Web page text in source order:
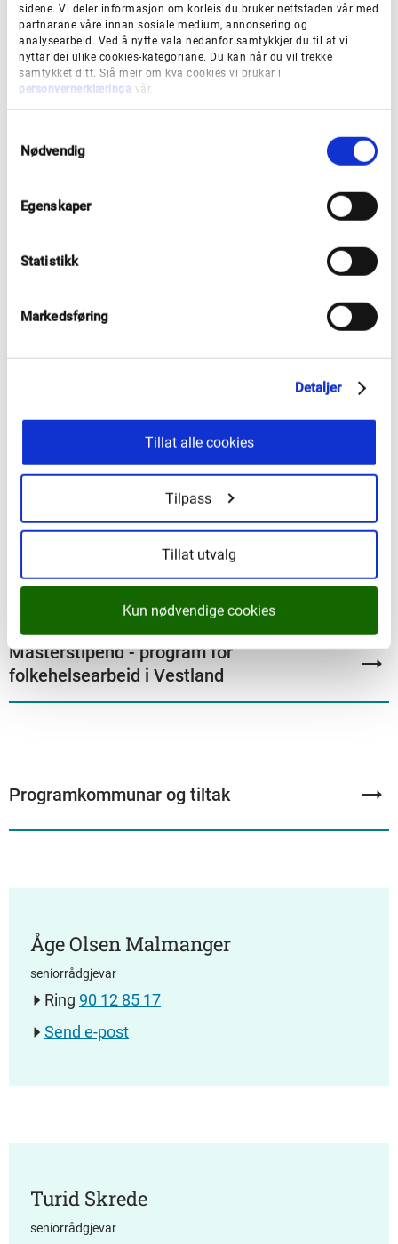
sidene. Vi deler informasjon om korleis du bruker nettstaden vår med
partnarane våre innan sosiale medium, annonsering og
analysearbeid. Ved å nytte vala nedanfor samtykkjer du til at vi
nyttar dei ulike cookies-kategoriane. Du kan når du vil trekke
samtykket ditt. Sjå meir om kva cookies vi brukar i
personvernerklæringa vår.
Nødvendig
Egenskaper
Statistikk
Markedsføring
Detaljer
Tillat alle cookies
Tilpass
Tillat utvalg
Kun nødvendige cookies
I Vestland er folkehelseprogrammet eit
samarbeidsprosjekt mellom fylkeskommunen og
kommunane som tiltakseigar, forskings- og
utviklingsmiljø, frivillig sektor og
samordningsrolle gjennom å:
Følgje opp programkommunar med rolla som
støttespelar, nettverksbyggar og koordinator for
Følgje opp søkjarkommunar med rolla å understøtte
prosjektplan, samt etablere samarbeid med
regionale FoU-miljø.
overfor Helsedirektoratet. Både fylkeskommunen og
Mål
Masterstipend - program for
folkehelsearbeid i Vestland
Programkommunar og tiltak
Åge Olsen Malmanger
seniorrådgjevar
Ring 90 12 85 17
Send e-post
Turid Skrede
seniorrådgjevar